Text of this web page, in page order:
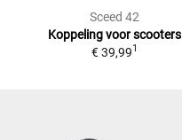
Sceed 42
Koppeling voor scooters
€ 39,991